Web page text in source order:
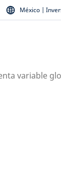
México |
variable